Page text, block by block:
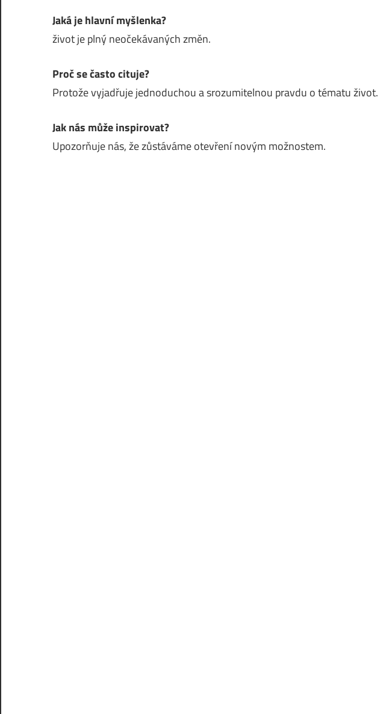
Jaká je hlavní myšlenka?
život je plný neočekávaných změn.
Proč se často cituje?
Protože vyjadřuje jednoduchou a srozumitelnou pravdu o tématu život.
Jak nás může inspirovat?
Upozorňuje nás, že zůstáváme otevření novým možnostem.